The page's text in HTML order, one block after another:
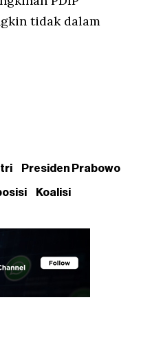
tidak dalam
Presiden Prabowo
Koalisi